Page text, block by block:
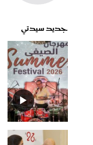
جديد سيدتي